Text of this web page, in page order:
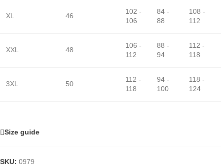
XL 46
102 -
106
84 -
88
108 -
112
XXL 48
106 -
112
88 -
94
112 -
118
3XL 50
112 -
118
94 -
100
118 -
124
Size guide
SKU: 0979